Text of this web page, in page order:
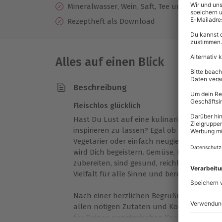
Mineralwasser, Wein, Saft, Tee und Kaffee
Rezeptheft als Download
Alles auf einen Blick
Beschreibung
Fleischlos glücklich
Hast Du Lust auf eine kulinarische
inspirieren zu lassen? Egal ob Du
Vegetarier oder einfach neugierig – der
wird Dich begeistern. Gemüse,
zubereiten, sind gesund, reichhaltig und
Vielfalt für alle Sinne und bereite ein
Nach einer herzlichen Begrüßung im
allen nötigen Zutaten und
für Deinen
vegetarischen Kochkurs